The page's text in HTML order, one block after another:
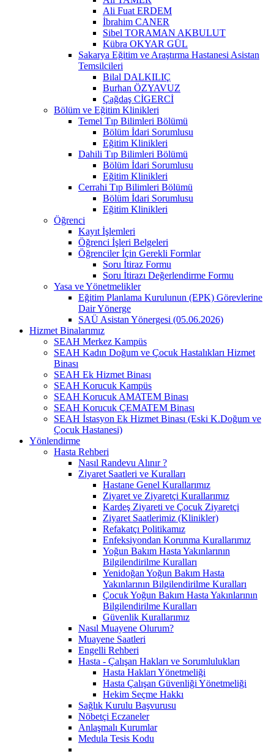
Ali Fuat ERDEM
İbrahim CANER
Sibel TORAMAN AKBULUT
Kübra OKYAR GÜL
Sakarya Eğitim ve Araştırma Hastanesi Asistan
Temsilcileri
Bilal DALKILIÇ
Burhan ÖZYAVUZ
Çağdaş CİGERCİ
Bölüm ve Eğitim Klinikleri
Temel Tıp Bilimleri Bölümü
Bölüm İdari Sorumlusu
Eğitim Klinikleri
Dahili Tıp Bilimleri Bölümü
Bölüm İdari Sorumlusu
Eğitim Klinikleri
Cerrahi Tıp Bilimleri Bölümü
Bölüm İdari Sorumlusu
Eğitim Klinikleri
Öğrenci
Kayıt İşlemleri
Öğrenci İşleri Belgeleri
Öğrenciler İçin Gerekli Formlar
Soru İtiraz Formu
Soru İtirazı Değerlendirme Formu
Yasa ve Yönetmelikler
Eğitim Planlama Kurulunun (EPK) Görevlerine
Dair Yönerge
SAÜ Asistan Yönergesi (05.06.2026)
Hizmet Binalarımız
SEAH Merkez Kampüs
SEAH Kadın Doğum ve Çocuk Hastalıkları Hizmet
Binası
SEAH Ek Hizmet Binası
SEAH Korucuk Kampüs
SEAH Korucuk AMATEM Binası
SEAH Korucuk ÇEMATEM Binası
SEAH İstasyon Ek Hizmet Binası (Eski K.Doğum ve
Çocuk Hastanesi)
Yönlendirme
Hasta Rehberi
Nasıl Randevu Alınır ?
Ziyaret Saatleri ve Kuralları
Hastane Genel Kurallarımız
Ziyaret ve Ziyaretçi Kurallarımız
Kardeş Ziyareti ve Çocuk Ziyaretçi
Ziyaret Saatlerimiz (Klinikler)
Refakatçı Politikamız
Enfeksiyondan Korunma Kurallarımız
Yoğun Bakım Hasta Yakınlarının
Bilgilendirilme Kuralları
Yenidoğan Yoğun Bakım Hasta
Yakınlarının Bilgilendirilme Kuralları
Çocuk Yoğun Bakım Hasta Yakınlarının
Bilgilendirilme Kuralları
Güvenlik Kurallarımız
Nasıl Muayene Olurum?
Muayene Saatleri
Engelli Rehberi
Hasta - Çalışan Hakları ve Sorumlulukları
Hasta Hakları Yönetmeliği
Hasta Çalışan Güvenliği Yönetmeliği
Hekim Seçme Hakkı
Sağlık Kurulu Başvurusu
Nöbetçi Eczaneler
Anlaşmalı Kurumlar
Medula Tesis Kodu